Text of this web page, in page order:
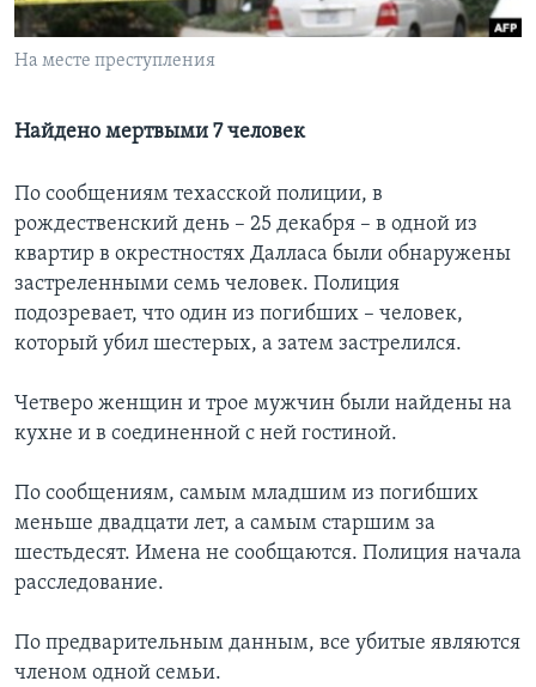
Learning English
Языки
На месте преступления
Найдено мертвыми 7 человек
По сообщениям техасской полиции, в
рождественский день – 25 декабря – в одной из
квартир в окрестностях Далласа были обнаружены
застреленными семь человек. Полиция
подозревает, что один из погибших – человек,
который убил шестерых, а затем застрелился.
Четверо женщин и трое мужчин были найдены на
кухне и в соединенной с ней гостиной.
По сообщениям, самым младшим из погибших
меньше двадцати лет, а самым старшим за
шестьдесят. Имена не сообщаются. Полиция начала
расследование.
По предварительным данным, все убитые являются
членом одной семьи.